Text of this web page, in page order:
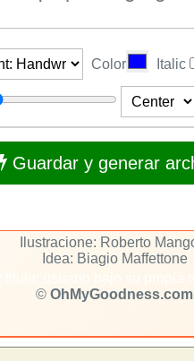
Color Italic
Guardar y generar
Ilustracione: Roberto
Idea: Biagio Maffettone
© OhMyGoodness.com